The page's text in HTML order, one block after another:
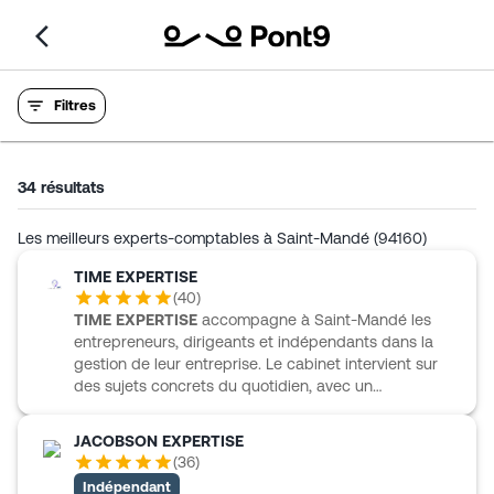
Filtres
34 résultats
Les meilleurs experts-comptables à Saint-Mandé (94160)
TIME EXPERTISE
(40)
TIME EXPERTISE accompagne à Saint-Mandé les
entrepreneurs, dirigeants et indépendants dans la
gestion de leur entreprise. Le cabinet intervient sur
des sujets concrets du quotidien, avec un
contenus, TIME EXPERTISE traite des questions utiles
à la vie des entreprises, comme l’obtention d’un
JACOBSON EXPERTISE
(36)
Indépendant